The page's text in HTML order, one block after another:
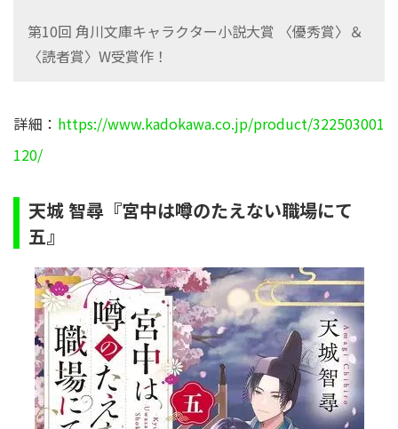
第10回 角川文庫キャラクター小説大賞 〈優秀賞〉＆
〈読者賞〉W受賞作！
詳細： https://www.kadokawa.co.jp/product/322503001
120/
天城 智尋『宮中は噂のたえない職場にて
五』